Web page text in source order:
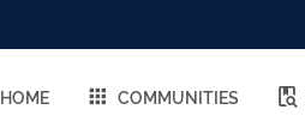
HOME COMMUNITIES